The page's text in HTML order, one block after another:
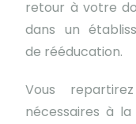
retour à votre
dans un
de rééducation.
Vous
nécessaires à